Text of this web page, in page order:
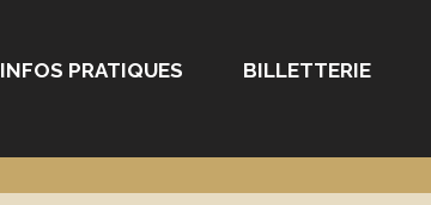
INFOS PRATIQUES BILLETTERIE